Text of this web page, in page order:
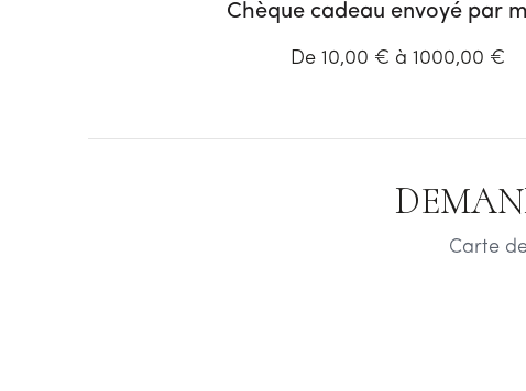
Chèque cadeau envoyé par
De 10,00 € à 1000,00 €
Carte